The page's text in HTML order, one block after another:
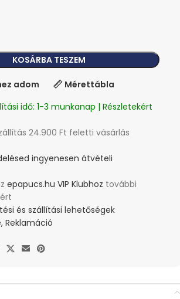
KOSÁRBA TESZEM
adom
Mérettábla
idő: 1-3 munkanap | Részletekért
24.900 Ft feletti vásárlás
ingyenesen átvételi
epapucs.hu VIP Klubhoz további
és szállítási lehetőségek
Reklamáció